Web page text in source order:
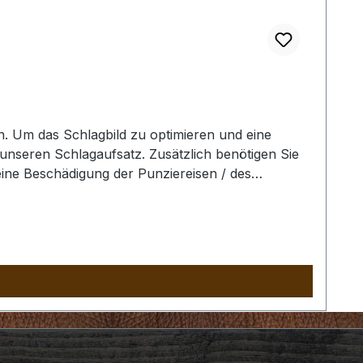
Um das Schlagbild zu optimieren und eine
Schlagaufsatz. Zusätzlich benötigen Sie
Beschädigung der Punziereisen / des